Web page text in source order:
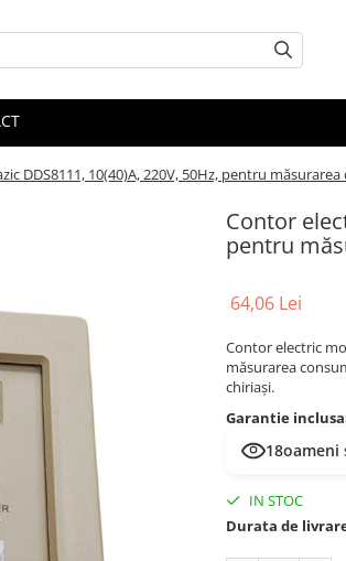
DDS8111, 10(40)A, 220V, 50Hz, pentru
Contor
pentru
64,06 Lei
Contor electric
măsurarea
chiriași.
Garantie
18oameni
IN STOC
Durata de